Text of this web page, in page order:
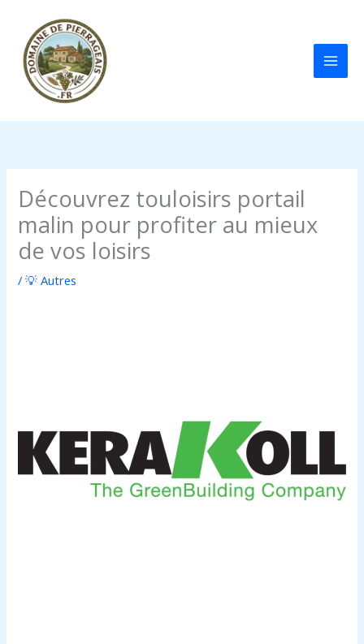
contenu
Découvrez touloisirs portail
malin pour profiter au mieux
de vos loisirs
/💡 Autres